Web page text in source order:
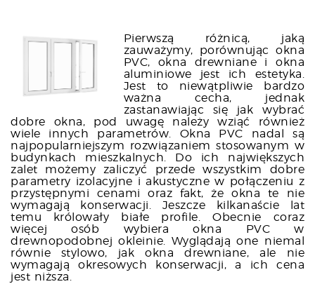
Pierwszą różnicą, jaką
zauważymy, porównując okna
PVC, okna drewniane i okna
aluminiowe jest ich estetyka.
Jest to niewątpliwie bardzo
ważna cecha, jednak
zastanawiając się jak wybrać
dobre okna, pod uwagę należy wziąć również
wiele innych parametrów. Okna PVC nadal są
najpopularniejszym rozwiązaniem stosowanym w
budynkach mieszkalnych. Do ich największych
zalet możemy zaliczyć przede wszystkim dobre
parametry izolacyjne i akustyczne w połączeniu z
przystępnymi cenami oraz fakt, że okna te nie
wymagają konserwacji. Jeszcze kilkanaście lat
temu królowały białe profile. Obecnie coraz
więcej osób wybiera okna PVC w
drewnopodobnej okleinie. Wyglądają one niemal
równie stylowo, jak okna drewniane, ale nie
wymagają okresowych konserwacji, a ich cena
jest niższa.